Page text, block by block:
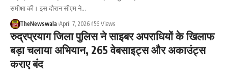
समीक्षा की। इस दौरान सीएम ने…
TheNewswala April 7, 2026 156 Views
रुद्रप्रयाग जिला पुलिस ने साइबर अपराधियों के खिलाफ
बड़ा चलाया अभियान, 265 वेबसाइट्स और अकाउंट्स
कराए बंद